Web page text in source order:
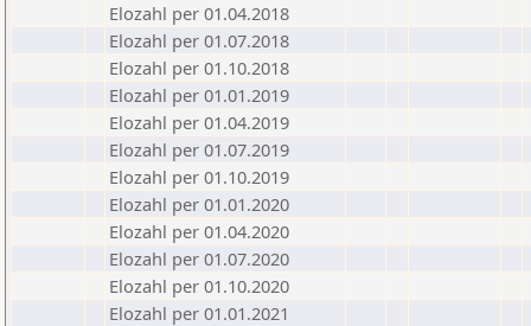
Elozahl per 01.04.2018
Elozahl per 01.07.2018
Elozahl per 01.10.2018
Elozahl per 01.01.2019
Elozahl per 01.04.2019
Elozahl per 01.07.2019
Elozahl per 01.10.2019
Elozahl per 01.01.2020
Elozahl per 01.04.2020
Elozahl per 01.07.2020
Elozahl per 01.10.2020
Elozahl per 01.01.2021